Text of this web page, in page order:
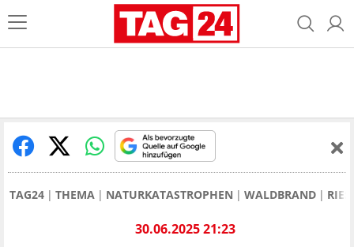
TAG24 THEMA NATURKATASTROPHEN WALDBRAND
30.06.2025 21:23